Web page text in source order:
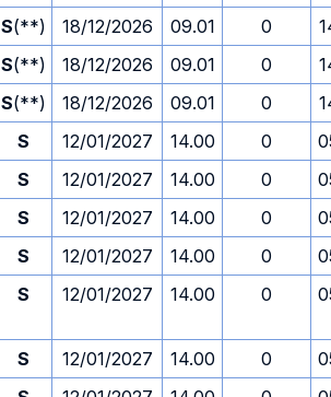
S(**) 18/12/2026 09.01 0
S(**) 18/12/2026 09.01 0
S(**) 18/12/2026 09.01 0
S 12/01/2027 14.00 0
S 12/01/2027 14.00 0
S 12/01/2027 14.00 0
S 12/01/2027 14.00 0
S 12/01/2027 14.00 0
S 12/01/2027 14.00 0